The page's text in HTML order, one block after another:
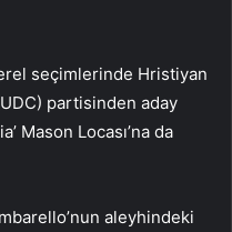
seçimlerinde Hristiyan
partisinden aday
Mason Locası’na da
aleyhindeki